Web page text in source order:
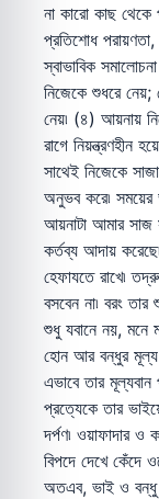
না কারো কাছ
প্রতিশোধ
স্বাভাবিক
নিজেকে শুধরে নেয়;
নেয়৷ (৪) আয়নায়
রাগে নিয়ন্ত্রণহীন
সাথেই নিজেকে
অনুভব করে৷ সময়ের
আয়নাটা আমার সাজ
কর্তব্য আদায়
হেফাযতে রাখে৷
বসবেন না৷ বরং
শুধু যবানে নয়, মনে
হোন আর বন্ধুর
এভাবে তার
প্রত্যেকে তার
দর্পণ৷ ওয়াফাদার ও
বিপদে দেখে কেঁদে
অতএব, ভাই ও বন্ধু